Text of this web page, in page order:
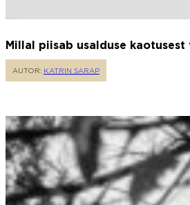
Millal piisab usalduse
AUTOR: KATRIN SARAP